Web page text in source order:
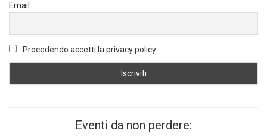
Email
Procedendo accetti la privacy policy
Eventi da non perdere: